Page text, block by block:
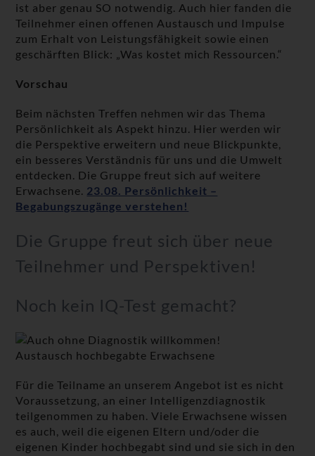
ist aber genau SO notwendig. Auch hier fanden die
Teilnehmer einen offenen Austausch und Impulse
zum Erhalt von Leistungsfähigkeit sowie einen
geschärften Blick: „Was kostet mich Ressourcen.“
Vorschau
Beim nächsten Treffen nehmen wir das Thema
Persönlichkeit als Aspekt hinzu. Hier werden wir
die Perspektive erweitern und neue Blickpunkte,
ein besseres Verständnis für uns und die Umwelt
entdecken. Die Gruppe freut sich auf weitere
Erwachsene. 23.08. Persönlichkeit –
Begabungszugänge verstehen!
Die Gruppe freut sich über neue
Teilnehmer und Perspektiven!
Noch kein IQ-Test gemacht?
Austausch hochbegabte Erwachsene
Für die Teilname an unserem Angebot ist es nicht
Voraussetzung, an einer Intelligenzdiagnostik
teilgenommen zu haben. Viele Erwachsene wissen
es auch, weil die eigenen Eltern und/oder die
eigenen Kinder hochbegabt sind und sie sich in den